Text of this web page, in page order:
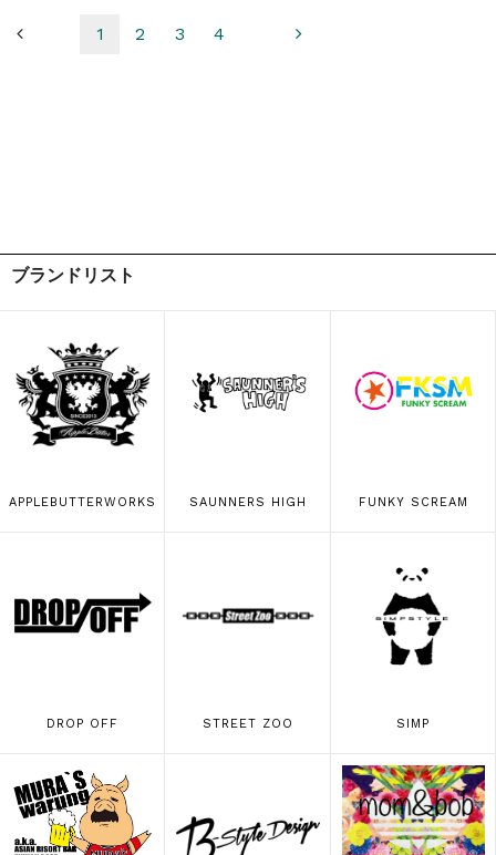
1 2 3 4
ブランドリスト
APPLEBUTTERWORKS SAUNNERS HIGH FUNKY SCREAM
DROP OFF STREET ZOO SIMP